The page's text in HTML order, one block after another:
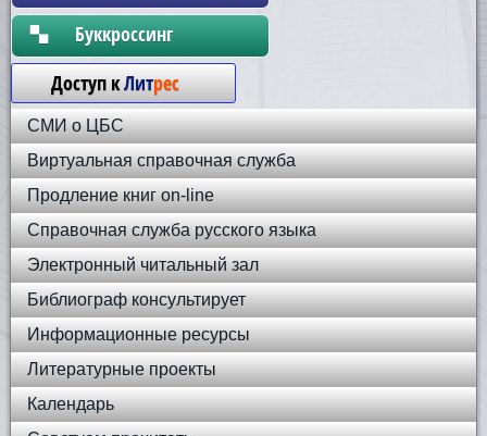
Бyккpoccинг
Доступ кЛитрес
СМИ о ЦБС
Виртуальная справочная служба
Продление книг on-line
Справочная служба русского языка
Электронный читальный зал
Библиограф консультирует
Информационные ресурсы
Литературные проекты
Календарь